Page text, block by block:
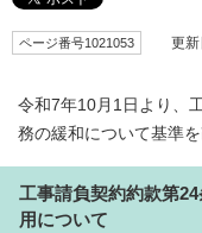
ページ番号1021053 更新
令和7年10月1日より、
務の緩和について基準を
工事請負契約約款第
用について